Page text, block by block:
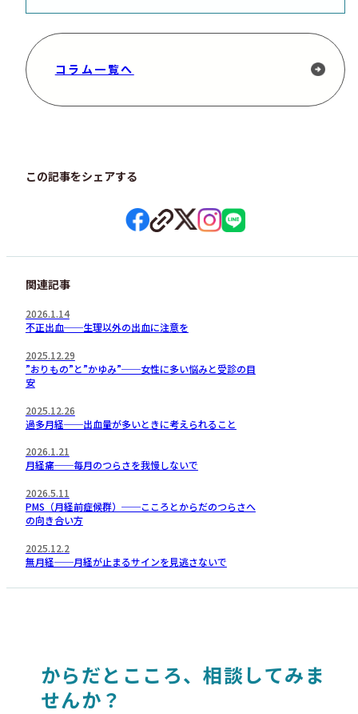
コラム一覧へ
この記事をシェアする
関連記事
2026.1.14
不正出血──生理以外の出血に注意を
2025.12.29
”おりもの”と”かゆみ”──女性に多い悩みと受診の目
安
2025.12.26
過多月経──出血量が多いときに考えられること
2026.1.21
月経痛──毎月のつらさを我慢しないで
2026.5.11
PMS（月経前症候群）──こころとからだのつらさへ
の向き合い方
2025.12.2
無月経──月経が止まるサインを見逃さないで
からだとこころ、相談してみま
せんか？